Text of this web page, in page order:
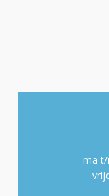
ma t/